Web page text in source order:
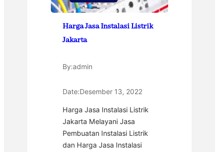
Harga Jasa Instalasi Listrik
Jakarta
By:admin
Date:Desember 13, 2022
Harga Jasa Instalasi Listrik
Jakarta Melayani Jasa
Pembuatan Instalasi Listrik
dan Harga Jasa Instalasi